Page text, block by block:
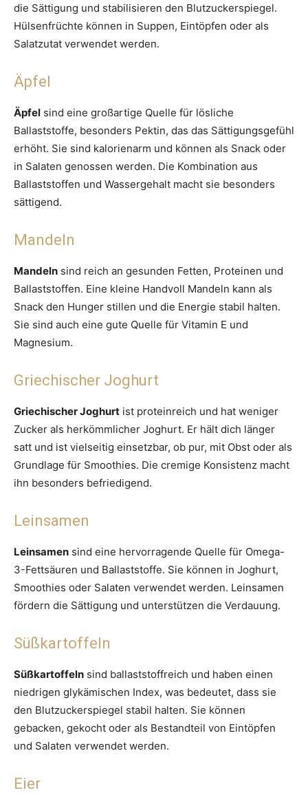
die Sättigung und stabilisieren den Blutzuckerspiegel.
Hülsenfrüchte können in Suppen, Eintöpfen oder als
Salatzutat verwendet werden.
Äpfel
Äpfel sind eine großartige Quelle für lösliche
Ballaststoffe, besonders Pektin, das das Sättigungsgefühl
erhöht. Sie sind kalorienarm und können als Snack oder
in Salaten genossen werden. Die Kombination aus
Ballaststoffen und Wassergehalt macht sie besonders
sättigend.
Mandeln
Mandeln sind reich an gesunden Fetten, Proteinen und
Ballaststoffen. Eine kleine Handvoll Mandeln kann als
Snack den Hunger stillen und die Energie stabil halten.
Sie sind auch eine gute Quelle für Vitamin E und
Magnesium.
Griechischer Joghurt
Griechischer Joghurt ist proteinreich und hat weniger
Zucker als herkömmlicher Joghurt. Er hält dich länger
satt und ist vielseitig einsetzbar, ob pur, mit Obst oder als
Grundlage für Smoothies. Die cremige Konsistenz macht
ihn besonders befriedigend.
Leinsamen
Leinsamen sind eine hervorragende Quelle für Omega-
3-Fettsäuren und Ballaststoffe. Sie können in Joghurt,
Smoothies oder Salaten verwendet werden. Leinsamen
fördern die Sättigung und unterstützen die Verdauung.
Süßkartoffeln
Süßkartoffeln sind ballaststoffreich und haben einen
niedrigen glykämischen Index, was bedeutet, dass sie
den Blutzuckerspiegel stabil halten. Sie können
gebacken, gekocht oder als Bestandteil von Eintöpfen
und Salaten verwendet werden.
Eier